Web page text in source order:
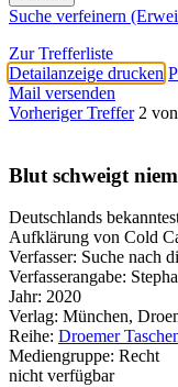
Suche verfeinern
Zur Trefferliste
Detailanzeige drucken
Mail versenden
Vorheriger Treffer 2
Blut schweigt
Deutschlands
Aufklärung von Cold
Verfasser: Suche nach
Verfasserangabe:
Jahr: 2020
Verlag: München,
Reihe: Droemer
Mediengruppe: Recht
nicht verfügbar